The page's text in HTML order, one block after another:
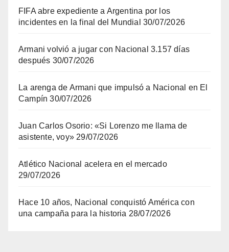
FIFA abre expediente a Argentina por los
incidentes en la final del Mundial 30/07/2026
Armani volvió a jugar con Nacional 3.157 días
después 30/07/2026
La arenga de Armani que impulsó a Nacional en El
Campín 30/07/2026
Juan Carlos Osorio: «Si Lorenzo me llama de
asistente, voy» 29/07/2026
Atlético Nacional acelera en el mercado
29/07/2026
Hace 10 años, Nacional conquistó América con
una campaña para la historia 28/07/2026